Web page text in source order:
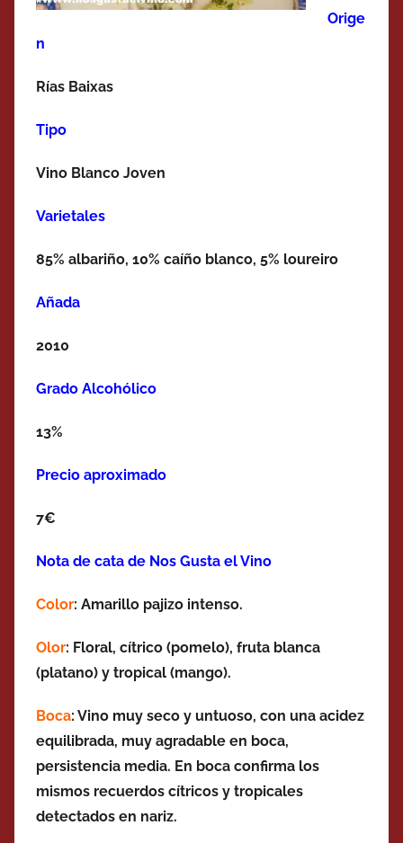
Orige
n
Rías Baixas
Tipo
Vino Blanco Joven
Varietales
85% albariño, 10% caíño blanco, 5% loureiro
Añada
2010
Grado Alcohólico
13%
Precio aproximado
7€
Nota de cata de Nos Gusta el Vino
Color: Amarillo pajizo intenso.
Olor: Floral, cítrico (pomelo), fruta blanca
(platano) y tropical (mango).
Boca: Vino muy seco y untuoso, con una acidez
equilibrada, muy agradable en boca,
persistencia media. En boca confirma los
mismos recuerdos cítricos y tropicales
detectados en nariz.